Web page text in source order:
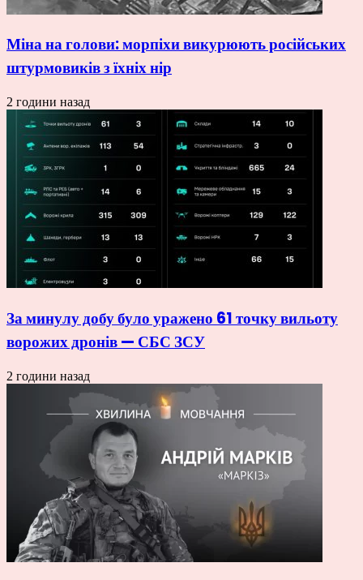
Міна на голови: морпіхи викурюють російських
штурмовиків з їхніх нір
2 години назад
За минулу добу було уражено 61 точку вильоту
ворожих дронів — СБС ЗСУ
2 години назад